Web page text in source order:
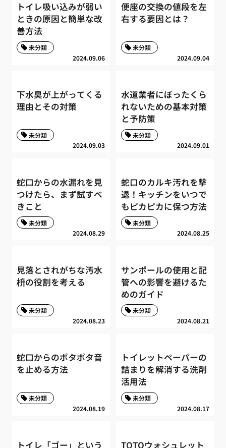
トイレ吸い込みが弱い
ときの原因と簡単な改
善方法
2024.09.06
未分類
便座の交換の値段を左
右する要因とは？
2024.09.04
未分類
下水臭が上がってくる
理由とその対策
2024.09.03
未分類
水道業者にぼったくら
れないための基本対策
と予防策
2024.09.01
未分類
蛇口からの水漏れを見
つけたら、まず試すべ
きこと
2024.08.29
未分類
蛇口のカルキ汚れを撃
退！キッチンをいつで
もピカピカに保つ方法
2024.08.25
未分類
見落とされがちな汚水
枡の役割を考える
2024.08.23
未分類
サンポールの使用と配
管への影響を避けるた
めのガイド
2024.08.21
未分類
蛇口からのポタポタ音
を止める方法
2024.08.19
未分類
トイレットペーパーの
詰まりを解消する洗剤
活用法
2024.08.17
未分類
トイレ「ゴー」という TOTOウォシュレット